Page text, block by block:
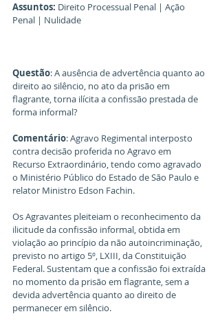
Assuntos: Direito Processual Penal | Ação
Penal | Nulidade
Questão: A ausência de advertência quanto ao
direito ao silêncio, no ato da prisão em
flagrante, torna ilícita a confissão prestada de
forma informal?
Comentário: Agravo Regimental interposto
contra decisão proferida no Agravo em
Recurso Extraordinário, tendo como agravado
o Ministério Público do Estado de São Paulo e
relator Ministro Edson Fachin.
Os Agravantes pleiteiam o reconhecimento da
ilicitude da confissão informal, obtida em
violação ao princípio da não autoincriminação,
previsto no artigo 5º, LXIII, da Constituição
Federal. Sustentam que a confissão foi extraída
no momento da prisão em flagrante, sem a
devida advertência quanto ao direito de
permanecer em silêncio.